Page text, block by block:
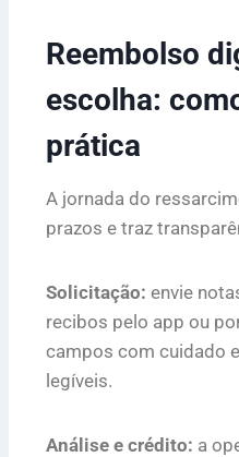
Reembolso
escolha:
prática
A jornada do
prazos e traz
Solicitação: envie
recibos pelo app ou
campos com cuidado
legíveis.
Análise e crédito: a